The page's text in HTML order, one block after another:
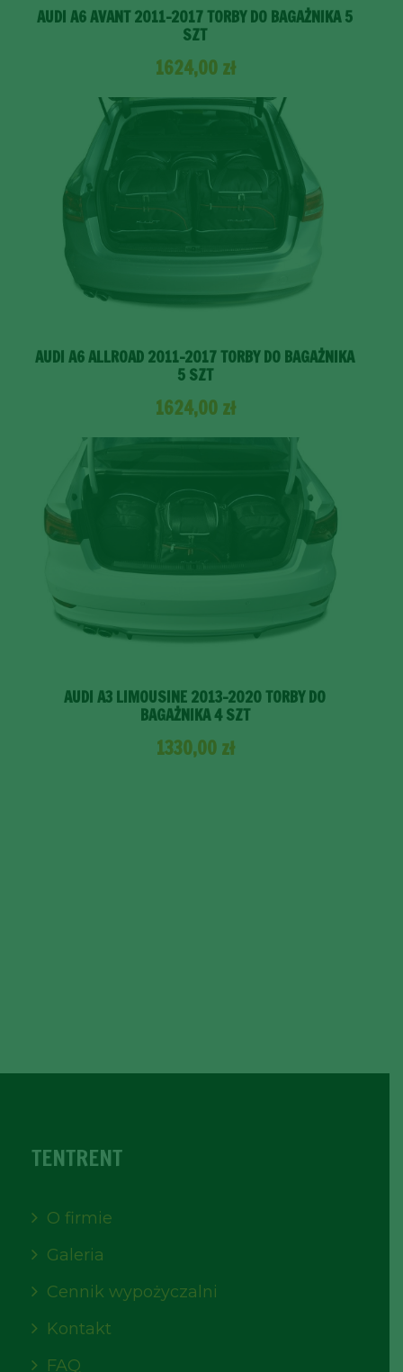
AUDI A6 AVANT 2011-2017 TORBY DO BAGAŻNIKA 5
SZT
1624,00 zł
AUDI A6 ALLROAD 2011-2017 TORBY DO BAGAŻNIKA
5 SZT
1624,00 zł
AUDI A3 LIMOUSINE 2013-2020 TORBY DO
BAGAŻNIKA 4 SZT
1330,00 zł
TENTRENT
O firmie
Galeria
Cennik wypożyczalni
Kontakt
FAQ